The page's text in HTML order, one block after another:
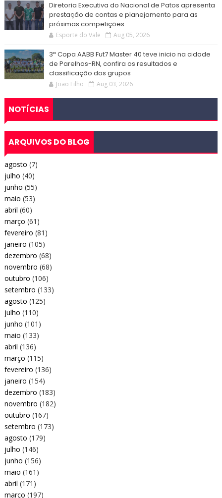
Diretoria Executiva do Nacional de Patos apresenta
prestação de contas e planejamento para as
próximas competições
Esporte do Vale Aug 05, 2026
3ª Copa AABB Fut7 Master 40 teve inicio na cidade
de Parelhas-RN, confira os resultados e
classificação dos grupos
Joao Filho Aug 03, 2026
NOTÍCIAS
ARQUIVOS DO BLOG
agosto (7)
julho (40)
junho (55)
maio (53)
abril (60)
março (61)
fevereiro (81)
janeiro (105)
dezembro (68)
novembro (68)
outubro (106)
setembro (133)
agosto (125)
julho (110)
junho (101)
maio (133)
abril (136)
março (115)
fevereiro (136)
janeiro (154)
dezembro (183)
novembro (182)
outubro (167)
setembro (173)
agosto (179)
julho (146)
junho (156)
maio (161)
abril (171)
março (197)